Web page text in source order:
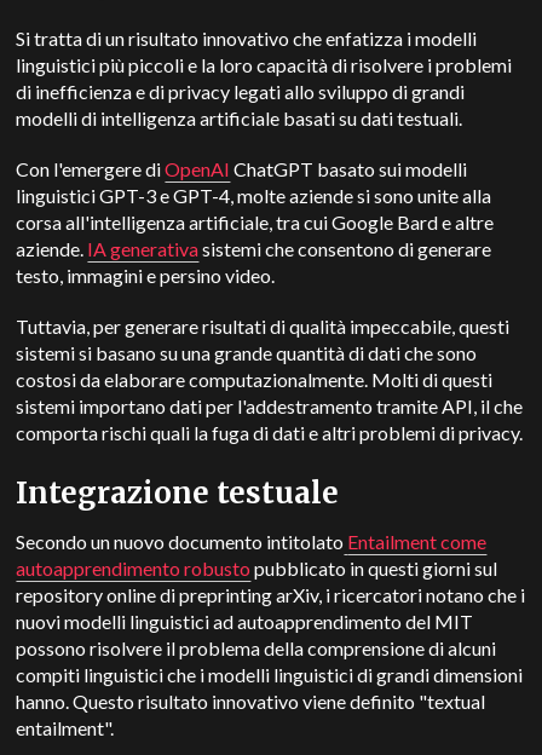
Si tratta di un risultato innovativo che enfatizza i modelli
linguistici più piccoli e la loro capacità di risolvere i problemi
di inefficienza e di privacy legati allo sviluppo di grandi
modelli di intelligenza artificiale basati su dati testuali.
Con l'emergere diOpenAI ChatGPT basato sui modelli
linguistici GPT-3 e GPT-4, molte aziende si sono unite alla
corsa all'intelligenza artificiale, tra cui Google Bard e altre
aziende. IA generativasistemi che consentono di generare
testo, immagini e persino video.
Tuttavia, per generare risultati di qualità impeccabile, questi
sistemi si basano su una grande quantità di dati che sono
costosi da elaborare computazionalmente. Molti di questi
sistemi importano dati per l'addestramento tramite API, il che
comporta rischi quali la fuga di dati e altri problemi di privacy.
Integrazione testuale
Secondo un nuovo documento intitolato Entailment come
autoapprendimento robusto pubblicato in questi giorni sul
repository online di preprinting arXiv, i ricercatori notano che i
nuovi modelli linguistici ad autoapprendimento del MIT
possono risolvere il problema della comprensione di alcuni
compiti linguistici che i modelli linguistici di grandi dimensioni
hanno. Questo risultato innovativo viene definito "textual
entailment".